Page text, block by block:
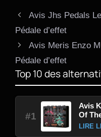
Avis Jhs Pedals
Pédale d’effet
Avis Meris Enzo
Pédale d’effet
Top 10 des
#1
Avis
Of
LIRE